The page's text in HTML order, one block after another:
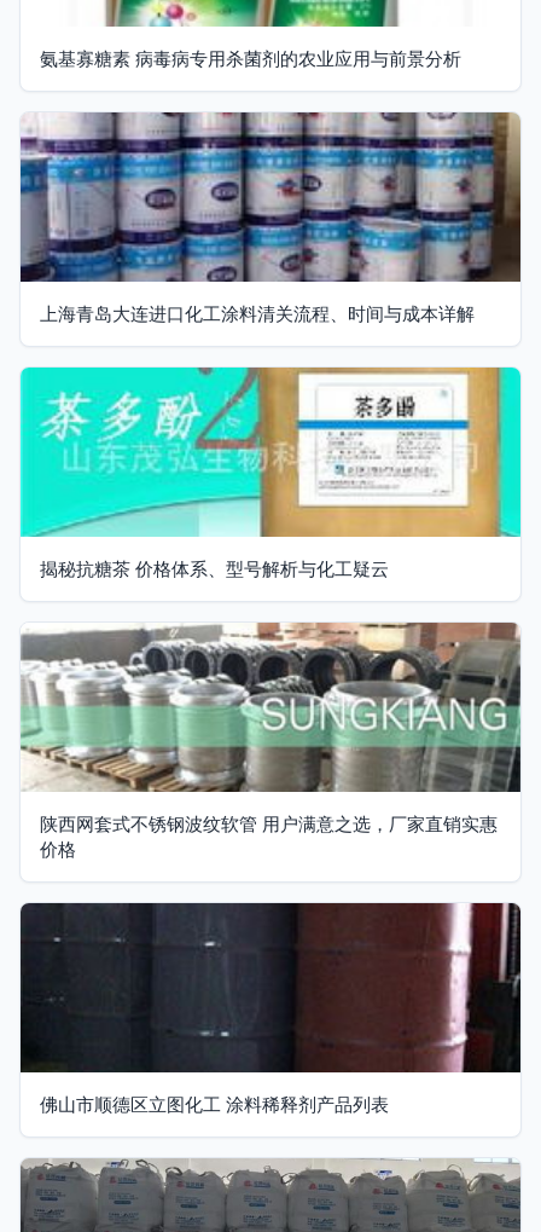
氨基寡糖素 病毒病专用杀菌剂的农业应用与前景分析
上海青岛大连进口化工涂料清关流程、时间与成本详解
揭秘抗糖茶 价格体系、型号解析与化工疑云
陕西网套式不锈钢波纹软管 用户满意之选，厂家直销实惠
价格
佛山市顺德区立图化工 涂料稀释剂产品列表